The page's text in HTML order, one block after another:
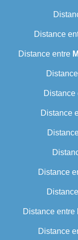
Distance
Distance entre
Distance
Distance
Distance
Distance entre
Distance